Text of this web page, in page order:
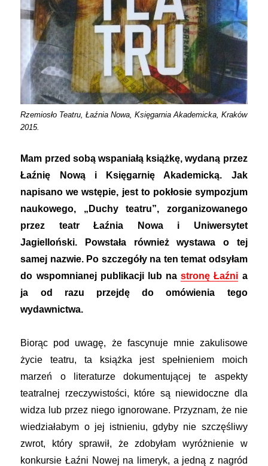
Rzemiosło Teatru, Łaźnia Nowa, Księgarnia Akademicka, Kraków
2015.
Mam przed sobą wspaniałą książkę, wydaną przez
Łaźnię Nową i Księgarnię Akademicką. Jak
napisano we wstępie, jest to pokłosie sympozjum
naukowego, „Duchy teatru”, zorganizowanego
przez teatr Łaźnia Nowa i Uniwersytet
Jagielloński. Powstała również wystawa o tej
samej nazwie. Po szczegóły na ten temat odsyłam
do wspomnianej publikacji lub nastronę Łaźni a
ja od razu przejdę do omówienia tego
wydawnictwa.
Biorąc pod uwagę, że fascynuje mnie zakulisowe
życie teatru, ta książka jest spełnieniem moich
marzeń o literaturze dokumentującej te aspekty
teatralnej rzeczywistości, które są niewidoczne dla
widza lub przez niego ignorowane. Przyznam, że nie
wiedziałabym o jej istnieniu, gdyby nie szczęśliwy
zwrot, który sprawił, że zdobyłam wyróżnienie w
konkursie Łaźni Nowej na limeryk, a jedną z nagród